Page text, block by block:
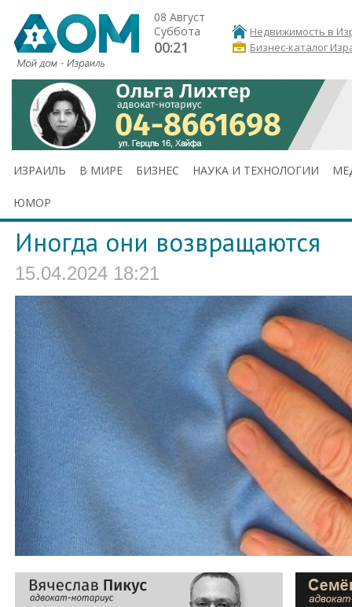
08 Август
Суббота
00:21
Недвижимость в
Бизнес-каталог
ИЗРАИЛЬ В МИРЕ БИЗНЕС НАУКА И ТЕХНОЛОГИИ
ЮМОР
Иногда они возвращаются
15.04.2024 18:21